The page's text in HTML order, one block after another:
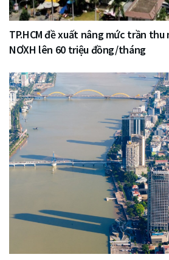
TP.HCM đề xuất nâng mức trần
NƠXH lên 60 triệu đồng/tháng